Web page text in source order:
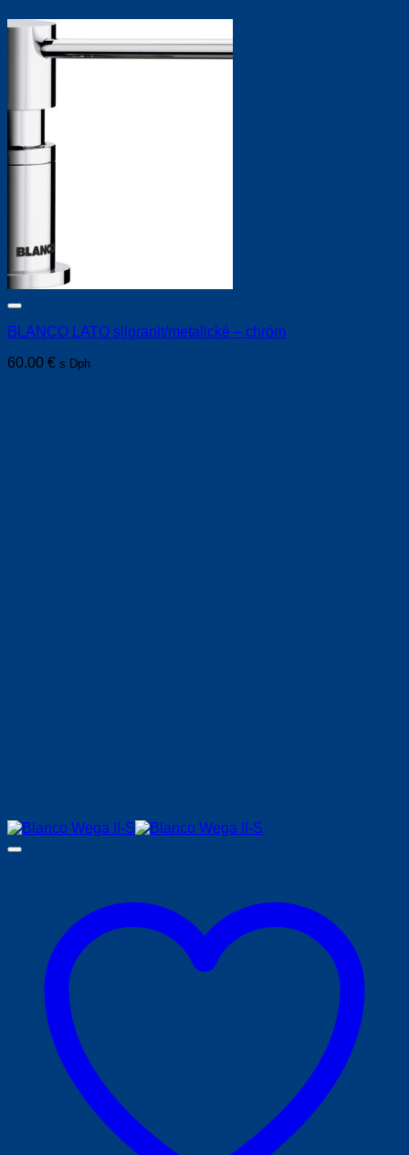
BLANCO LATO silgranit/metalické – chróm
60.00 € s Dph